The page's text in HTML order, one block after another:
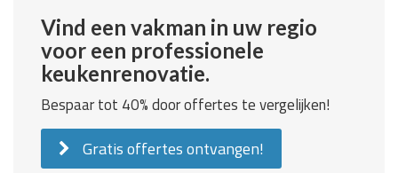
Vind een vakman in uw regio
voor een professionele
keukenrenovatie.
Bespaar tot 40% door offertes te vergelijken!
Gratis offertes ontvangen!